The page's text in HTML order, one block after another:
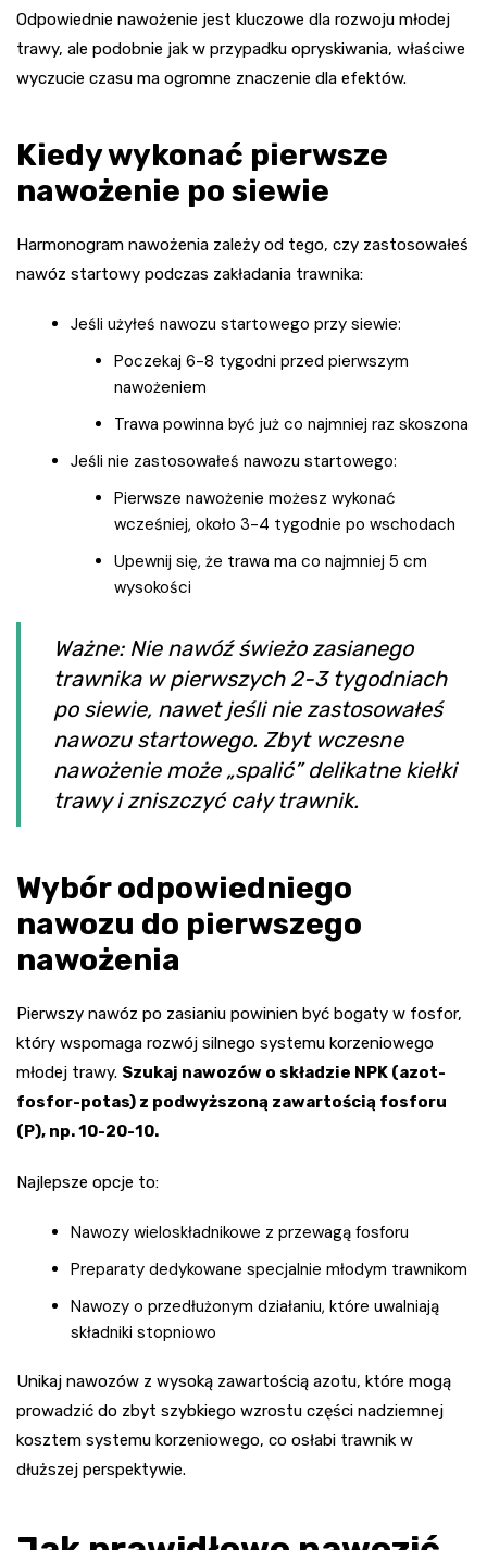
Odpowiednie nawożenie jest kluczowe dla rozwoju młodej
trawy, ale podobnie jak w przypadku opryskiwania, właściwe
wyczucie czasu ma ogromne znaczenie dla efektów.
Kiedy wykonać pierwsze
nawożenie po siewie
Harmonogram nawożenia zależy od tego, czy zastosowałeś
nawóz startowy podczas zakładania trawnika:
Jeśli użyłeś nawozu startowego przy siewie:
Poczekaj 6-8 tygodni przed pierwszym
nawożeniem
Trawa powinna być już co najmniej raz skoszona
Jeśli nie zastosowałeś nawozu startowego:
Pierwsze nawożenie możesz wykonać
wcześniej, około 3-4 tygodnie po wschodach
Upewnij się, że trawa ma co najmniej 5 cm
wysokości
Ważne: Nie nawóź świeżo zasianego
trawnika w pierwszych 2-3 tygodniach
po siewie, nawet jeśli nie zastosowałeś
nawozu startowego. Zbyt wczesne
nawożenie może „spalić” delikatne kiełki
trawy i zniszczyć cały trawnik.
Wybór odpowiedniego
nawozu do pierwszego
nawożenia
Pierwszy nawóz po zasianiu powinien być bogaty w fosfor,
który wspomaga rozwój silnego systemu korzeniowego
młodej trawy. Szukaj nawozów o składzie NPK (azot-
fosfor-potas) z podwyższoną zawartością fosforu
(P), np. 10-20-10.
Najlepsze opcje to:
Nawozy wieloskładnikowe z przewagą fosforu
Preparaty dedykowane specjalnie młodym trawnikom
Nawozy o przedłużonym działaniu, które uwalniają
składniki stopniowo
Unikaj nawozów z wysoką zawartością azotu, które mogą
prowadzić do zbyt szybkiego wzrostu części nadziemnej
kosztem systemu korzeniowego, co osłabi trawnik w
dłuższej perspektywie.